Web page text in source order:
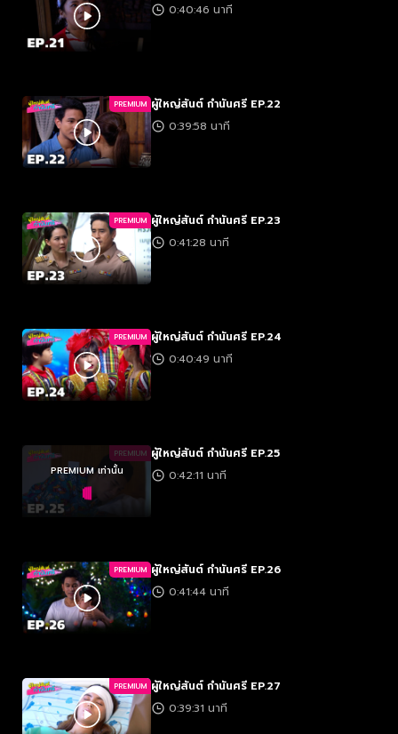
0:40:46 นาที
PREMIUM ผู้ใหญ่สันต์ กำนันศรี EP.22
0:39:58 นาที
PREMIUM ผู้ใหญ่สันต์ กำนันศรี EP.23
0:41:28 นาที
PREMIUM ผู้ใหญ่สันต์ กำนันศรี EP.24
0:40:49 นาที
PREMIUM
PREMIUM เท่านั้น
ผู้ใหญ่สันต์ กำนันศรี EP.25
0:42:11 นาที
PREMIUM ผู้ใหญ่สันต์ กำนันศรี EP.26
0:41:44 นาที
PREMIUM ผู้ใหญ่สันต์ กำนันศรี EP.27
0:39:31 นาที